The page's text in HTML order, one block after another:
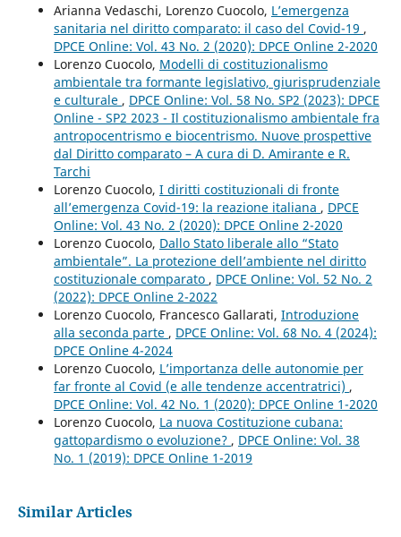
Arianna Vedaschi, Lorenzo Cuocolo, L’emergenza
sanitaria nel diritto comparato: il caso del Covid-19 ,
DPCE Online: Vol. 43 No. 2 (2020): DPCE Online 2-2020
Lorenzo Cuocolo, Modelli di costituzionalismo
ambientale tra formante legislativo, giurisprudenziale
e culturale , DPCE Online: Vol. 58 No. SP2 (2023): DPCE
Online - SP2 2023 - Il costituzionalismo ambientale fra
antropocentrismo e biocentrismo. Nuove prospettive
dal Diritto comparato – A cura di D. Amirante e R.
Tarchi
Lorenzo Cuocolo, I diritti costituzionali di fronte
all’emergenza Covid-19: la reazione italiana , DPCE
Online: Vol. 43 No. 2 (2020): DPCE Online 2-2020
Lorenzo Cuocolo, Dallo Stato liberale allo “Stato
ambientale”. La protezione dell’ambiente nel diritto
costituzionale comparato , DPCE Online: Vol. 52 No. 2
(2022): DPCE Online 2-2022
Lorenzo Cuocolo, Francesco Gallarati, Introduzione
alla seconda parte , DPCE Online: Vol. 68 No. 4 (2024):
DPCE Online 4-2024
Lorenzo Cuocolo, L’importanza delle autonomie per
far fronte al Covid (e alle tendenze accentratrici) ,
DPCE Online: Vol. 42 No. 1 (2020): DPCE Online 1-2020
Lorenzo Cuocolo, La nuova Costituzione cubana:
gattopardismo o evoluzione? , DPCE Online: Vol. 38
No. 1 (2019): DPCE Online 1-2019
Similar Articles